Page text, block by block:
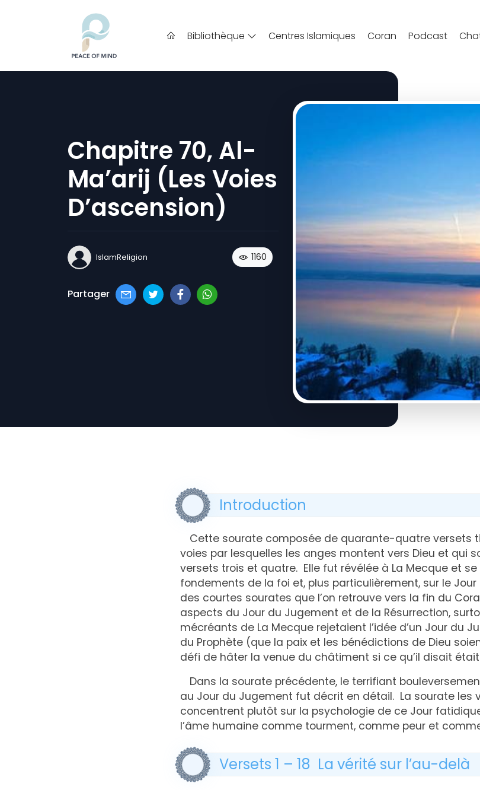
Bibliothèque Centres Islamiques Coran Podcast
Chapitre 70, Al-
Ma’arij (Les Voies
D’ascension)
IslamReligion 1160
Partager
Introduction
Cette sourate composée de quarante-quatre versets
voies par lesquelles les anges montent vers Dieu et qui
versets trois et quatre. Elle fut révélée à La Mecque et
fondements de la foi et, plus particulièrement, sur le
des courtes sourates que l’on retrouve vers la fin du
aspects du Jour du Jugement et de la Résurrection,
mécréants de La Mecque rejetaient l’idée d’un Jour du
du Prophète (que la paix et les bénédictions de Dieu
défi de hâter la venue du châtiment si ce qu’il disait
Dans la sourate précédente, le terrifiant
au Jour du Jugement fut décrit en détail. La sourate les
concentrent plutôt sur la psychologie de ce Jour
l’âme humaine comme tourment, comme peur et
Versets 1 – 18 La vérité sur l’au-delà